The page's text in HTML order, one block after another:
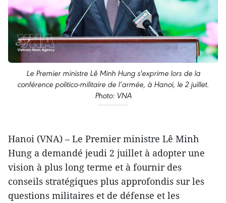
Le Premier ministre Lê Minh Hung s'exprime lors de la
conférence politico-militaire de l’armée, à Hanoi, le 2 juillet.
Photo: VNA
Hanoi (VNA) – Le Premier ministre Lê Minh
Hung a demandé jeudi 2 juillet à adopter une
vision à plus long terme et à fournir des
conseils stratégiques plus approfondis sur les
questions militaires et de défense et les